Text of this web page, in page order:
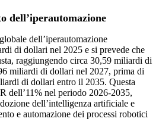
dell’iperautomazione
dell’iperautomazione
di dollari nel 2025 e si prevede che
raggiungendo circa 30,59 miliardi di
miliardi di dollari nel 2027, prima di
di dollari entro il 2035. Questa
dell’11% nel periodo 2026-2035,
dell’intelligenza artificiale e
e automazione dei processi robotici